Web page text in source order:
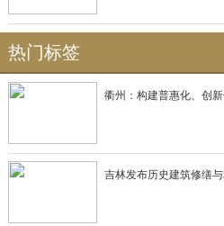
热门标签
衢州：构建普惠化、创
吉林发布历史建筑修缮与